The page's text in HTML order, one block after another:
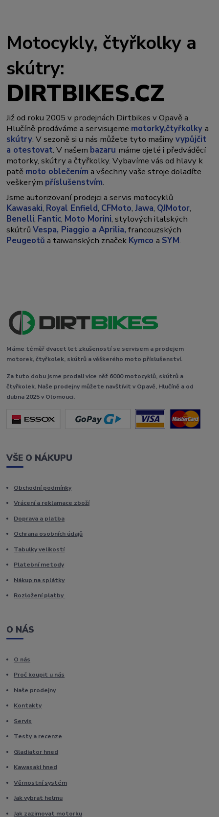
Motocykly, čtyřkolky a
skútry:
DIRTBIKES.CZ
Již od roku 2005 v prodejnách Dirtbikes v Opavě a
Hlučíně prodáváme a servisujeme motorky,čtyřkolkya
skútry. V sezoně si u nás můžete tyto mašinyvypůjčit
a otestovat. V našem bazaru máme ojeté i předváděcí
motorky, skútry a čtyřkolky. Vybavíme vás od hlavy k
patě moto oblečením a všechny vaše stroje doladíte
veškerým příslušenstvím.
Jsme autorizovaní prodejci a servis motocyklů
Kawasaki, Royal Enfield, CFMoto,Jawa, QJMotor,
Benelli, Fantic, Moto Morini, stylových italských
skútrůVespa, Piaggio a Aprilia, francouzských
Peugeotů a taiwanských značek Kymcoa SYM.
Máme téměř dvacet let zkušeností se servisem a prodejem
motorek, čtyřkolek, skútrů a věškerého moto příslušenství.
Za tuto dobu jsme prodali více něž 6000 motocyklů, skútrů a
čtyřkolek. Naše prodejny můžete navštívit v Opavě, Hlučíně a od
dubna 2025 v Olomouci.
VŠE O NÁKUPU
Obchodní podmínky
Vrácení a reklamace zboží
Doprava a platba
Ochrana osobních údajů
Tabulky velikostí
Platební metody
Nákup na splátky
Rozložení platby
O NÁS
O nás
Proč koupit u nás
Naše prodejny
Kontakty
Servis
Testy a recenze
Gladiator hned
Kawasaki hned
Věrnostní systém
Jak vybrat helmu
Jak zazimovat motorku